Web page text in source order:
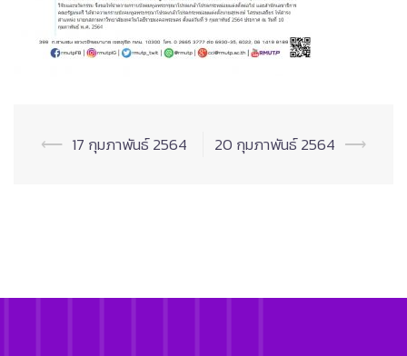
Post
⟵ 17 กุมภาพันธ์ 2564 20 กุมภาพันธ์ 2564 ⟶